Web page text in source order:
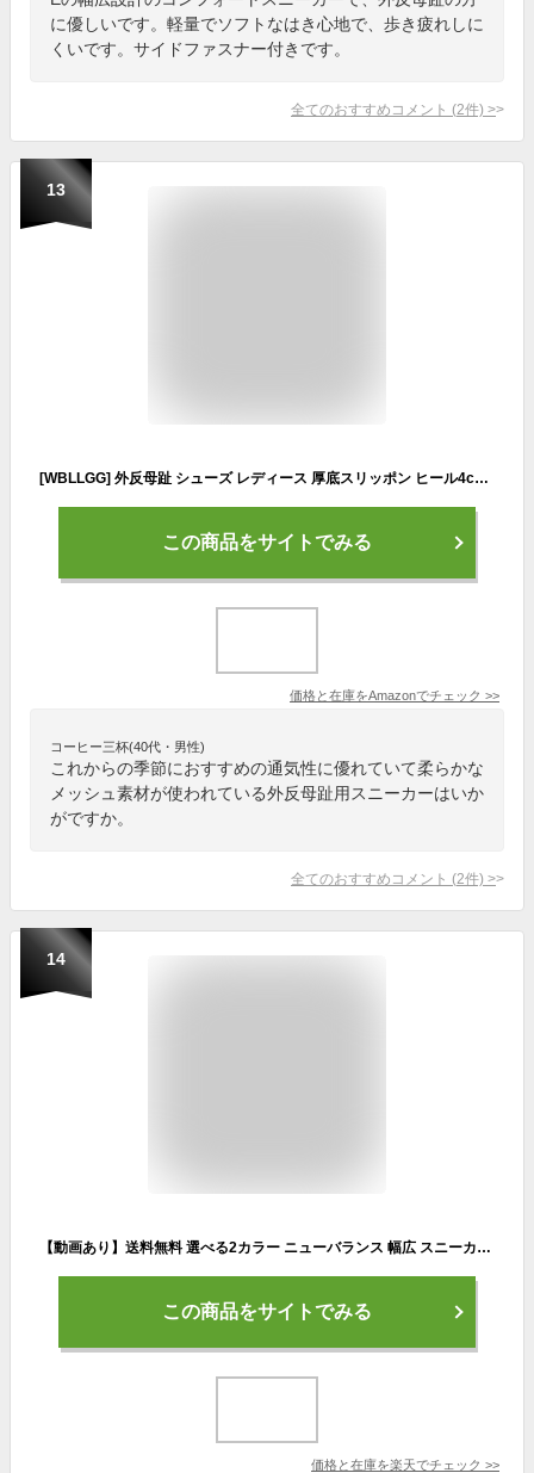
に優しいです。軽量でソフトなはき心地で、歩き疲れしに
くいです。サイドファスナー付きです。
全てのおすすめコメント (2件) >
13
[WBLLGG] 外反母趾 シューズ レディース 厚底スリッポン ヒール4cm 夏 通気性 スニーカー コンフォートシューズ 軽量 ローヒール 身長アップ おしゃれ 防滑 春 秋 痛くない 防水 歩きやすい 疲れない
この商品をサイトでみる
価格と在庫をAmazonでチェック >>
コーヒー三杯(40代・男性)
これからの季節におすすめの通気性に優れていて柔らかな
メッシュ素材が使われている外反母趾用スニーカーはいか
がですか。
全てのおすすめコメント (2件) >
14
【動画あり】送料無料 選べる2カラー ニューバランス 幅広 スニーカー New Balance レディース WW880 Fresh Foam 880 v7 ワイド 2E ウォーキング 通学 通勤 運動靴 シューズ 靴 ブラック グレー 黒
この商品をサイトでみる
価格と在庫を楽天でチェック >>